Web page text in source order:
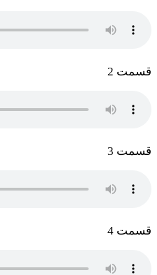
قسمت 2
قسمت 3
قسمت 4